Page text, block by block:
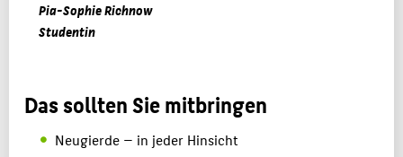
Pia-Sophie Richnow
Studentin
Das sollten Sie mitbringen
Neugierde — in jeder Hinsicht